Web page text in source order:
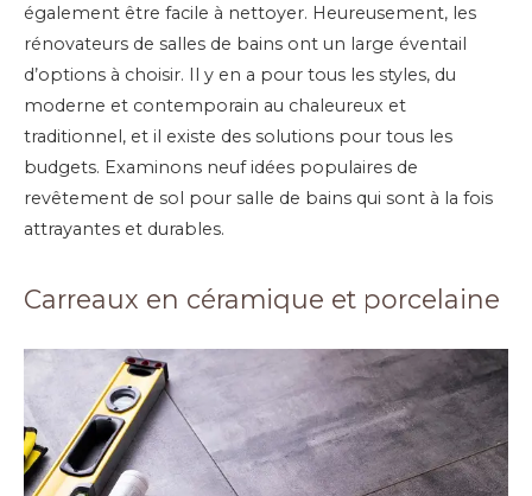
également être facile à nettoyer. Heureusement, les
rénovateurs de salles de bains ont un large éventail
d’options à choisir. Il y en a pour tous les styles, du
moderne et contemporain au chaleureux et
traditionnel, et il existe des solutions pour tous les
budgets. Examinons neuf idées populaires de
revêtement de sol pour salle de bains qui sont à la fois
attrayantes et durables.
Carreaux en céramique et porcelaine